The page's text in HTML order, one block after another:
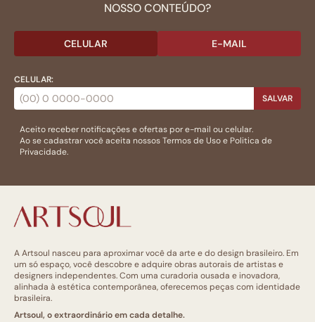
NOSSO CONTEÚDO?
CELULAR E-MAIL
CELULAR:
SALVAR
Aceito receber notificações e ofertas por e-mail ou celular.
Ao se cadastrar você aceita nossosTermos de Usoe Politica de
Privacidade.
A Artsoul nasceu para aproximar você da arte e do design brasileiro. Em
um só espaço, você descobre e adquire obras autorais de artistas e
designers independentes. Com uma curadoria ousada e inovadora,
alinhada à estética contemporânea, oferecemos peças com identidade
brasileira.
Artsoul, o extraordinário em cada detalhe.